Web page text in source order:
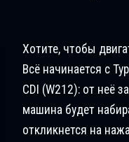
Хотите, чтобы
Всё начинается с
CDI (W212): от неё
машина будет
откликнется на